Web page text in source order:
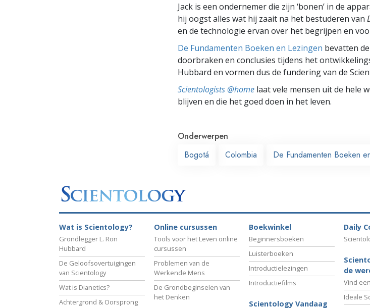
Jack is een ondernemer die zijn ‘bonen’ in de
hij oogst alles wat hij zaait na het bestuderen van
en de technologie ervan over het begrijpen en
De Fundamenten Boeken en Lezingen bevatten
doorbraken en conclusies tijdens het
Hubbard en vormen dus de fundering van de
Scientologists @home laat vele mensen uit de hele
blijven en die het goed doen in het leven.
Onderwerpen
Bogotá
Colombia De Fundamenten Boeken
Wat is Scientology?
Grondlegger L. Ron
Hubbard
De Geloofsovertuigingen
van Scientology
Wat is Dianetics?
Achtergrond & Oorsprong
Online cursussen
Tools voor het Leven online
cursussen
Problemen van de
Werkende Mens
De Grondbeginselen van
het Denken
Boekwinkel
Beginnersboeken
Luisterboeken
Introductielezingen
Introductiefilms
Scientology Vandaag
Daily
de
Vind
Ideale